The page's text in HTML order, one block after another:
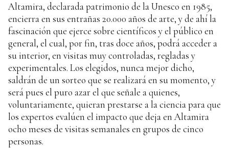
Altamira, declarada patrimonio de la Unesco en 1985,
encierra en sus entrañas 20.000 años de arte, y de ahí la
fascinación que ejerce sobre científicos y el público en
general, el cual, por fin, tras doce años, podrá acceder a
su interior, en visitas muy controladas, regladas y
experimentales. Los elegidos, nunca mejor dicho,
saldrán de un sorteo que se realizará en su momento, y
será pues el puro azar el que señale a quienes,
voluntariamente, quieran prestarse a la ciencia para que
los expertos evalúen el impacto que deja en Altamira
ocho meses de visitas semanales en grupos de cinco
personas.